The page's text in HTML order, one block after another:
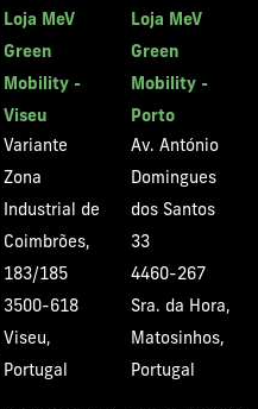
Loja MeV
Green
Mobility -
Viseu
Variante
Zona
Industrial de
Coimbrões,
183/185
3500-618
Viseu,
Portugal
Loja MeV
Green
Mobility -
Porto
Av. António
Domingues
dos Santos
33
4460-267
Sra. da Hora,
Matosinhos,
Portugal